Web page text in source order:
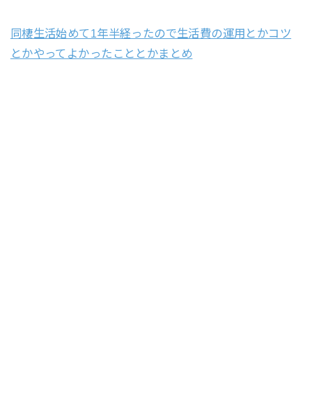
同棲生活始めて1年半経ったので生活費の運用とかコツ
とかやってよかったこととかまとめ